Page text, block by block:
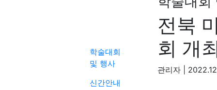
학술대회
및 행사
신간안내
전북
회 개
관리자